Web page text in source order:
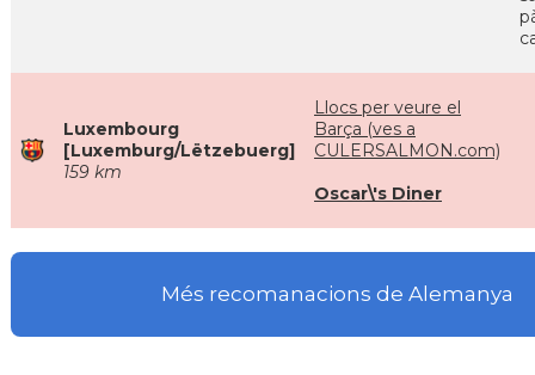
Luxembourg
[Luxemburg/Lëtzebuerg]
159 km
Llocs per veure el
Barça (ves a
CULERSALMON.com)
Oscar\'s Diner
Més recomanacions de Alemanya